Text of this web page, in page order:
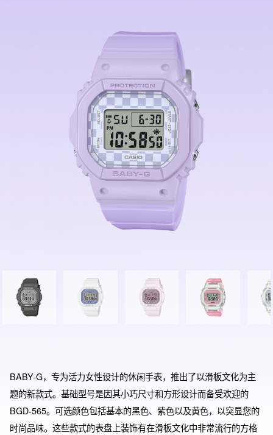
BABY-G，专为活力女性设计的休闲手表，推出了以滑板文化为主
题的新款式。基础型号是因其小巧尺寸和方形设计而备受欢迎的
BGD-565。可选颜色包括基本的黑色、紫色以及黄色，以突显您的
时尚品味。这些款式的表盘上装饰有在滑板文化中非常流行的方格